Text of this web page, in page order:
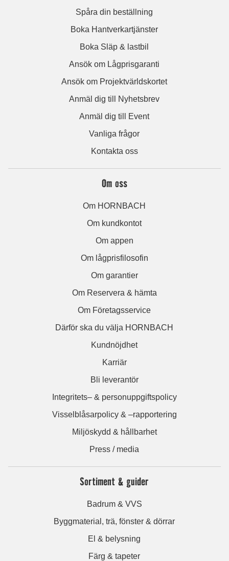
Spåra din beställning
Boka Hantverkartjänster
Boka Släp & lastbil
Ansök om Lågprisgaranti
Ansök om Projektvärldskortet
Anmäl dig till Nyhetsbrev
Anmäl dig till Event
Vanliga frågor
Kontakta oss
Om oss
Om HORNBACH
Om kundkontot
Om appen
Om lågprisfilosofin
Om garantier
Om Reservera & hämta
Om Företagsservice
Därför ska du välja HORNBACH
Kundnöjdhet
Karriär
Bli leverantör
Integritets– & personuppgiftspolicy
Visselblåsarpolicy & –rapportering
Miljöskydd & hållbarhet
Press / media
Sortiment & guider
Badrum & VVS
Byggmaterial, trä, fönster & dörrar
El & belysning
Färg & tapeter